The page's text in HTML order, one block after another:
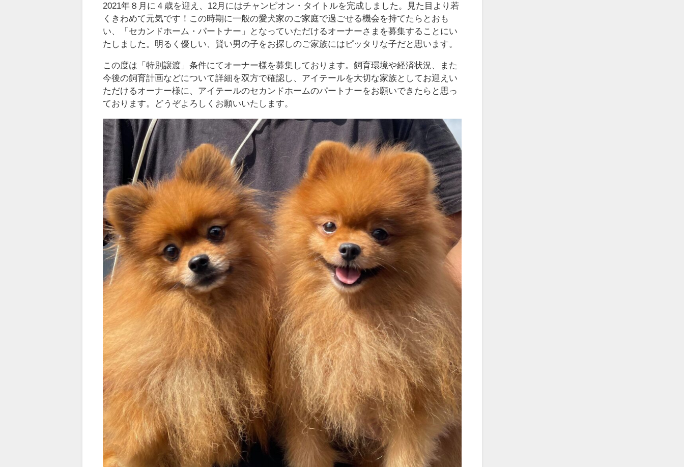
2021年８月に４歳を迎え、12月にはチャンピオン・タイトルを完成しました。見た目より若
くきわめて元気です！この時期に一般の愛犬家のご家庭で過ごせる機会を持てたらとおも
い、「セカンドホーム・パートナー」となっていただけるオーナーさまを募集することにい
たしました。明るく優しい、賢い男の子をお探しのご家族にはピッタリな子だと思います。
この度は「特別譲渡」条件にてオーナー様を募集しております。飼育環境や経済状況、また
今後の飼育計画などについて詳細を双方で確認し、アイテールを大切な家族としてお迎えい
ただけるオーナー様に、アイテールのセカンドホームのパートナーをお願いできたらと思っ
ております。どうぞよろしくお願いいたします。